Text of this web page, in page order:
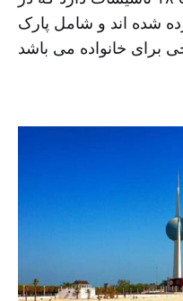
شده اند و شامل پارک